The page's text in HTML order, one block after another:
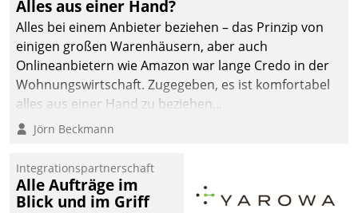
Alles aus einer Hand?
Alles bei einem Anbieter beziehen – das Prinzip von
einigen großen Warenhäusern, aber auch
Onlineanbietern wie Amazon war lange Credo in der
Wohnungswirtschaft. Zugegeben, es ist komfortabel
alles aus einer Hand zu beziehen...
Jörn Beckmann
Integrationspartnerschaft
Alle Aufträge im
Blick und im Griff